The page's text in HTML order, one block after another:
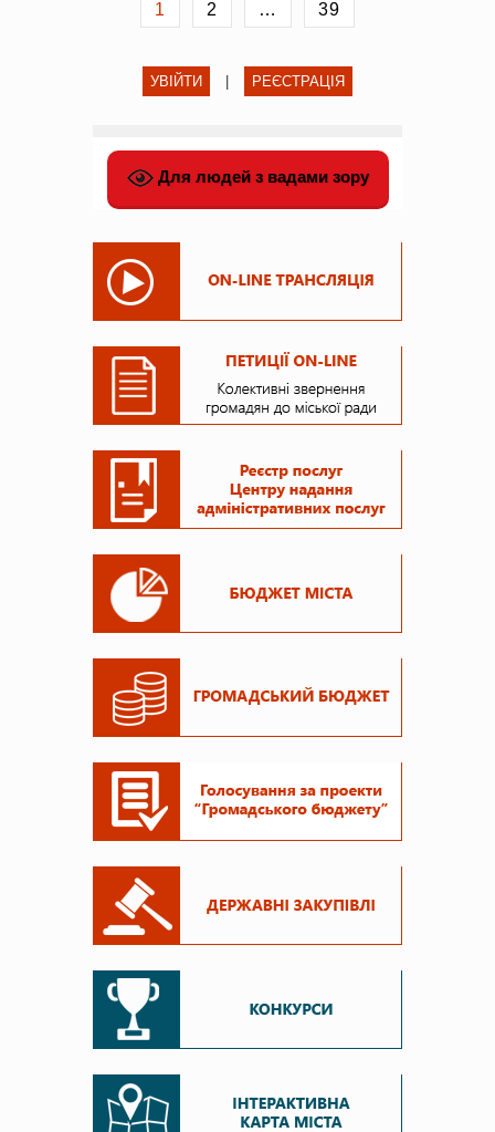
1 2 … 39
УВІЙТИ РЕЄСТРАЦІЯ
Для людей з вадами зору